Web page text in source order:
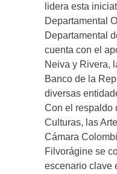
lidera esta
Departamental
Departamental
cuenta con el
Neiva y Rivera,
Banco de la
diversas
Con el respaldo
Culturas, las
Cámara
Filvorágine se
escenario clave